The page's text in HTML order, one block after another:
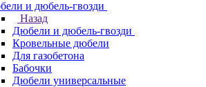
и дюбель-гвозди
Назад
Дюбели и дюбель-гвозди
Кровельные дюбели
Для газобетона
Бабочки
Дюбели универсальные